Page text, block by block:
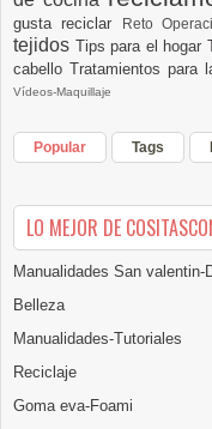
gusta reciclar
Reto
tejidos Tips para el hogar
cabello Tratamientos para
Vídeos-Maquillaje
Popular Tags
LO MEJOR DE
Manualidades San valentin-
Belleza
Manualidades-Tutoriales
Reciclaje
Goma eva-Foami